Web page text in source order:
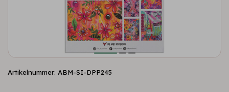
Artikelnummer: ABM-SI-DPP245